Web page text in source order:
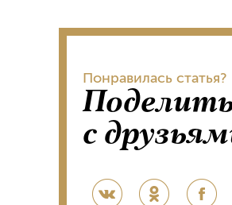
Понравилась статья?
с